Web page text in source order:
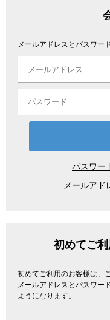
メールアドレスとパスワー
パスワー
メールアド
初めてご
初めてご利用のお客様は、
メールアドレスとパスワー
ようになります。